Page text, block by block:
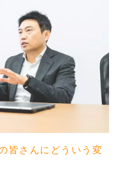
皆さんにどういう変